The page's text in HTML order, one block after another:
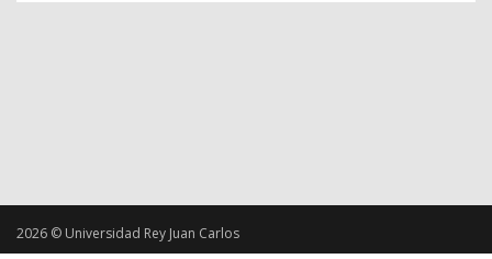
2026 © Universidad Rey Juan Carlos